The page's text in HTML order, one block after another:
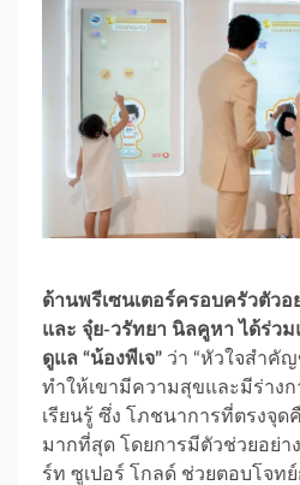
ด้านพรีเซนเตอร์ครอบครัวตัว
และ จุ๋ย-วรัทยา นิลคูหา ได้ร่ว
ดูแล “น้องพีเจ” ว่า “หัวใจสำคั
ทำให้เขามีความสุขและมีร่าง
เรียนรู้ ซึ่ง โภชนาการที่ตรงจุ
มากที่สุด โดยการมีตัวช่วยอย่า
ร์ท ซูเปอร์ โกลด์ ช่วยตอบโจท